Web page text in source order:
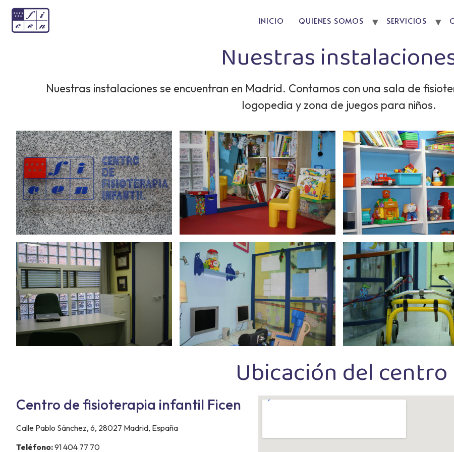
INICIO QUIENES SOMOS SERVICIOS
Nuestras
Nuestras instalaciones se encuentran en Madrid. Contamos con una sala de
logopedia y zona de juegos para niños.
Ubicación del centro
Centro de fisioterapia infantil Ficen
Calle Pablo Sánchez, 6, 28027 Madrid, España
Teléfono:91 404 77 70